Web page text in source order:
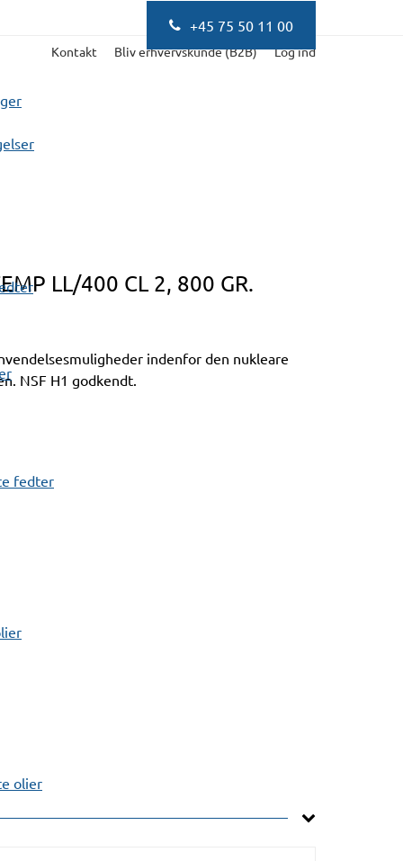
+45 75 50 11 00
Kontakt Bliv erhvervskunde (B2B) Log ind
fedter
olier
LL/400 CL 2, 800 GR.
indenfor den nukleare
NSF H1 godkendt.